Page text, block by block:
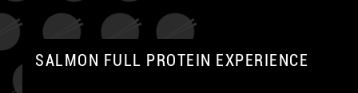
SALMON FULL PROTEIN EXPERIENCE